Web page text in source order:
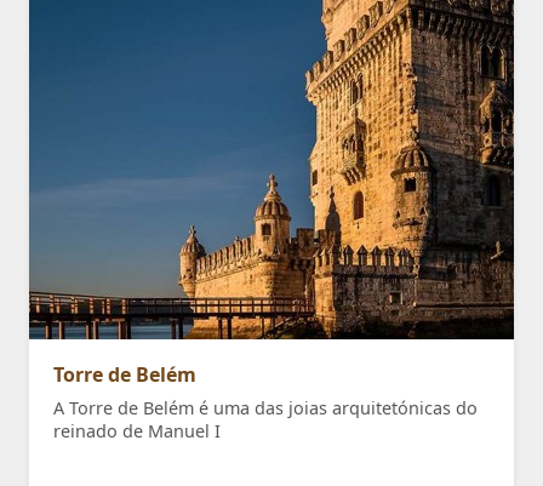
Torre de Belém
A Torre de Belém é uma das joias arquitetónicas do
reinado de Manuel I